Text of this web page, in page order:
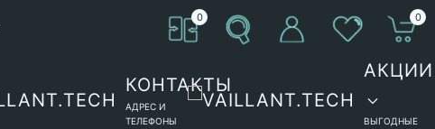
0 0
КОНТАКТЫ
АДРЕС И
ТЕЛЕФОНЫ
АКЦИИ
ВЫГОДНЫЕ